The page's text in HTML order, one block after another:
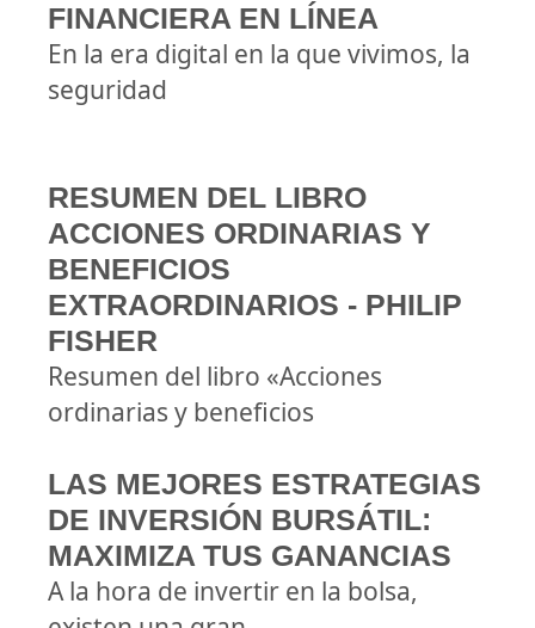
FINANCIERA EN LÍNEA
En la era digital en la que vivimos, la
seguridad
RESUMEN DEL LIBRO
ACCIONES ORDINARIAS Y
BENEFICIOS
EXTRAORDINARIOS - PHILIP
FISHER
Resumen del libro «Acciones
ordinarias y beneficios
LAS MEJORES ESTRATEGIAS
DE INVERSIÓN BURSÁTIL:
MAXIMIZA TUS GANANCIAS
A la hora de invertir en la bolsa,